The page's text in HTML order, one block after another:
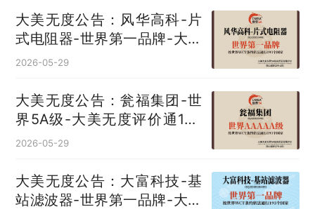
大美无度公告：风华高科-片
式电阻器‌-世界第一品牌-大美
无度评价通193国
2026-05-29
大美无度公告：瓮福集团-世
界5A级-大美无度评价通193
国
2026-05-29
大美无度公告：大富科技-基
站滤波器‌-世界第一品牌-大美